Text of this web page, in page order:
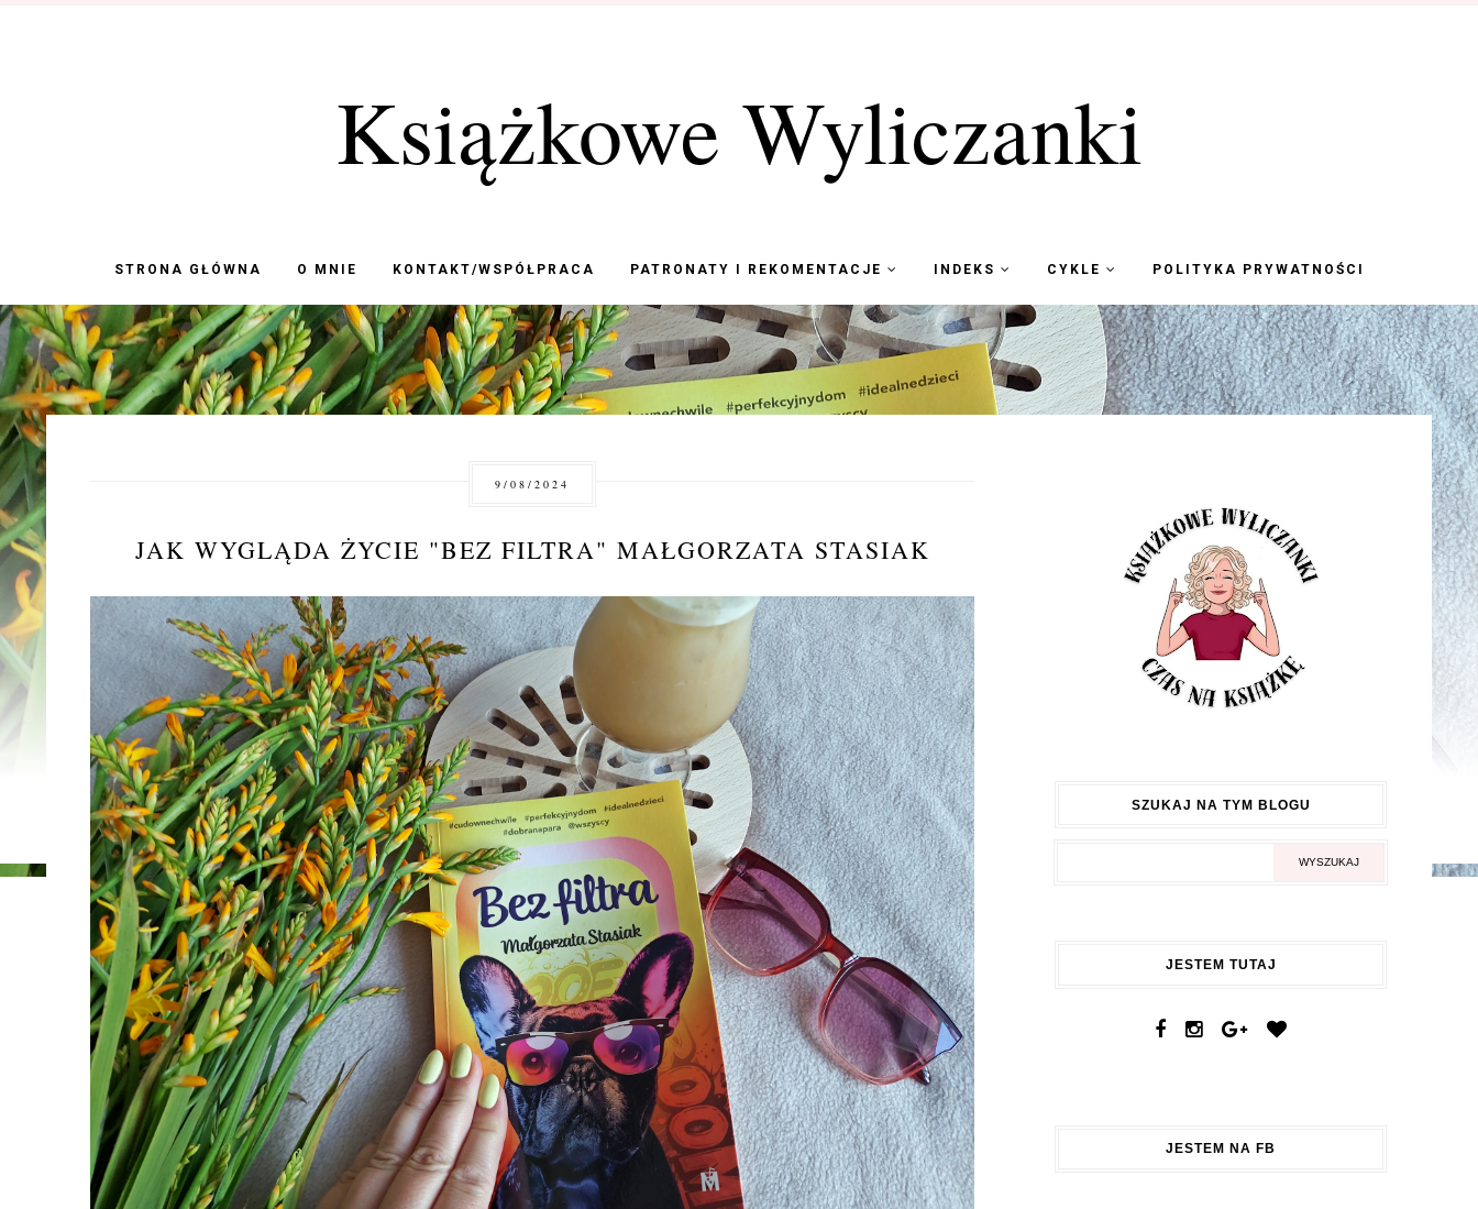
Książkowe Wyliczanki
STRONA GŁÓWNA O MNIE KONTAKT/WSPÓŁPRACA PATRONATY I REKOMENTACJE INDEKS CYKLE POLITYKA PRYWATNOŚCI
9/08/2024
JAK WYGLĄDA ŻYCIE "BEZ FILTRA" MAŁGORZATA STASIAK
SZUKAJ NA TYM BLOGU
JESTEM TUTAJ
JESTEM NA FB